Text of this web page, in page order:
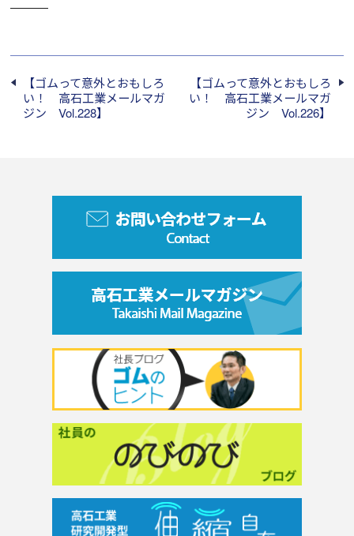
―――
【ゴムって意外とおもしろ
い！ 高石工業メールマガ
ジン Vol.228】
【ゴムって意外とおもしろ
い！ 高石工業メールマガ
ジン Vol.226】